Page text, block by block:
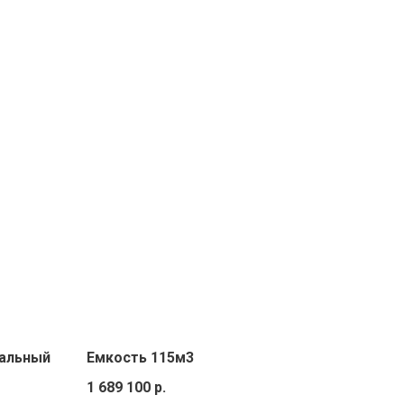
Емкость 115м3
1 689 100 р.